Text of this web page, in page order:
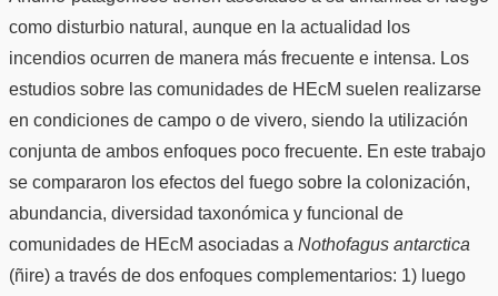
como disturbio natural, aunque en la actualidad los
incendios ocurren de manera más frecuente e intensa. Los
estudios sobre las comunidades de HEcM suelen realizarse
en condiciones de campo o de vivero, siendo la utilización
conjunta de ambos enfoques poco frecuente. En este trabajo
se compararon los efectos del fuego sobre la colonización,
abundancia, diversidad taxonómica y funcional de
comunidades de HEcM asociadas a Nothofagus antarctica
(ñire) a través de dos enfoques complementarios: 1) luego